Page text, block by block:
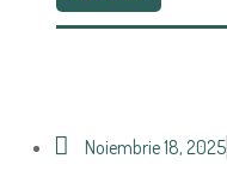
Noiembrie 18, 2025